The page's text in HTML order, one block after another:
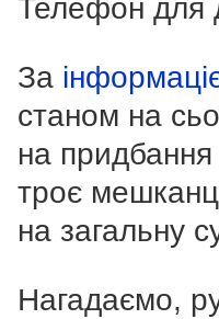
Телефон для
За
станом на
на
троє
на загальну
Нагадаємо,